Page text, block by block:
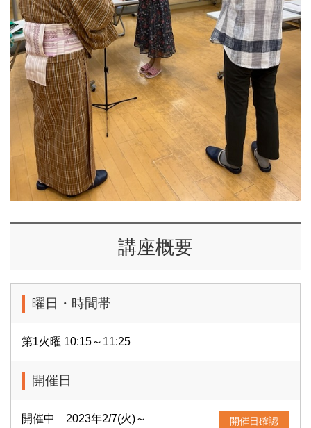
講座概要
曜日・時間帯
第1火曜 10:15～11:25
開催日
開催中 2023年2/7(火)～ 開催日確認